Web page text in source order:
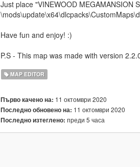
Just place "VINEWOOD MEGAMANSION
Have fun and enjoy! :)
P.S - This map was made with version
MAP EDITOR
Първо качено на: 11 октомври 2020
Последно обновено на: 11 октомври 2020
Последно изтеглено: преди 5 часа